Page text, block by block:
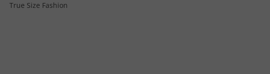
True Size Fashion